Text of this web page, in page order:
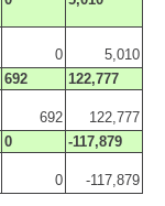
0
5,010
692 122,777
692
122,777
0 -117,879
0 -117,879